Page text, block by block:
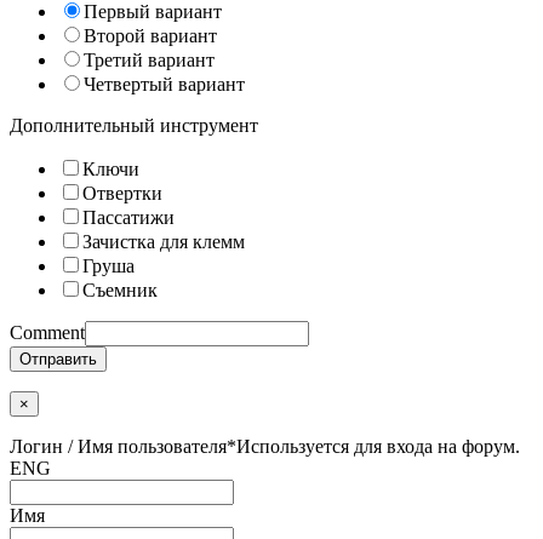
Первый вариант
Второй вариант
Третий вариант
Четвертый вариант
Дополнительный инструмент
Ключи
Отвертки
Пассатижи
Зачистка для клемм
Груша
Съемник
Comment
Отправить
×
Логин / Имя пользователя*Используется для входа на форум.
ENG
Имя